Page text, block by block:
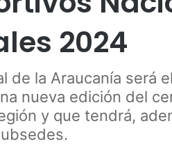
2024
de la Araucanía será
nueva edición del
y que tendrá,